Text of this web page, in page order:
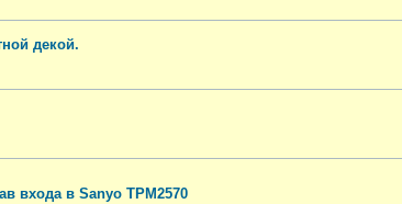
декой.
входа в Sanyo TPM2570